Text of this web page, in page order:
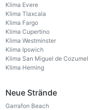
Klima Evere
Klima Tlaxcala
Klima Fargo
Klima Cupertino
Klima Westminster
Klima Ipswich
Klima San Miguel de Cozumel
Klima Herning
Neue Strände
Garrafon Beach